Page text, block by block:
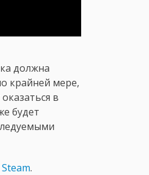
должна
крайней мере,
в
будет
.